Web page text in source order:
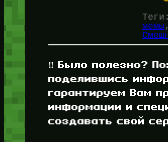
мемы
‼️ Было полезно?
поделившись
гарантируем Вам
информации и
создавать свой